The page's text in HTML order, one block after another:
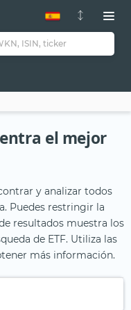
el mejor
y analizar todos
Puedes restringir la
resultados muestra los
de ETF. Utiliza las
más información.